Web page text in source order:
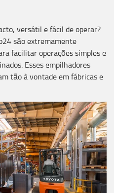
versátil e fácil de operar?
são extremamente
facilitar operações simples e
Esses empilhadores
tão à vontade em fábricas e